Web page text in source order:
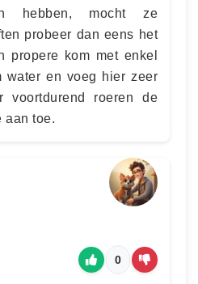
hebben, mocht ze
probeer dan eens het
propere kom met enkel
water en voeg hier zeer
voortdurend roeren de
aan toe.
0